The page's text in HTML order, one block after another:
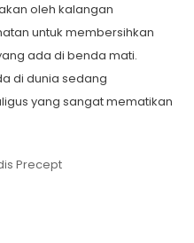
oleh kalangan
untuk membersihkan
ada di benda mati.
di dunia sedang
yang sangat mematikan
Precept